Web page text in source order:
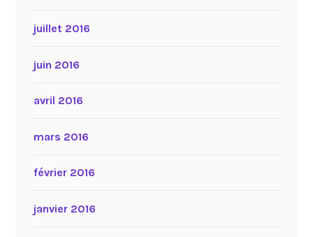
juillet 2016
juin 2016
avril 2016
mars 2016
février 2016
janvier 2016